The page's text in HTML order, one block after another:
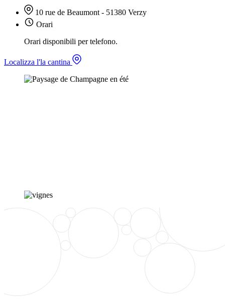
10 rue de Beaumont - 51380 Verzy
Orari
Orari disponibili per telefono.
Localizza l'la cantina